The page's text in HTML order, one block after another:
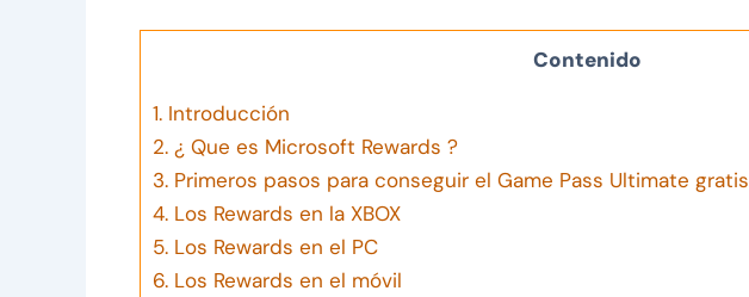
Contenido
1. Introducción
2. ¿ Que es Microsoft Rewards ?
3. Primeros pasos para conseguir el Game Pass Ultimate gratis
4. Los Rewards en la XBOX
5. Los Rewards en el PC
6. Los Rewards en el móvil